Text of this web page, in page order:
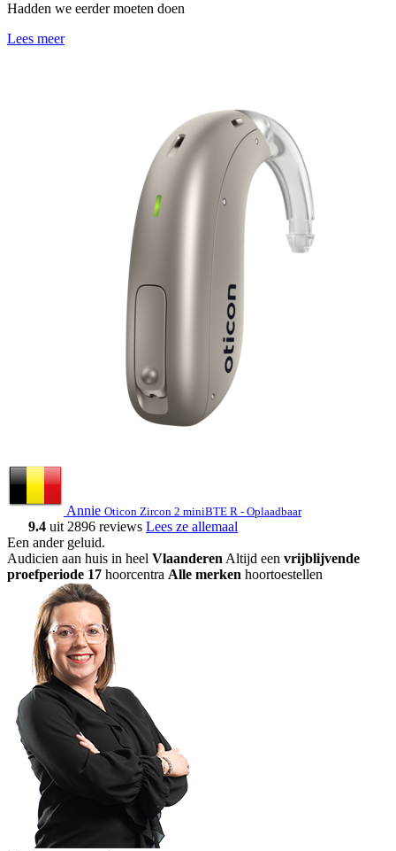
Hadden we eerder moeten doen
Lees meer
Annie Oticon Zircon 2 miniBTE R - Oplaadbaar
9.4 uit 2896 reviews Lees ze allemaal
Een ander geluid.
Audicien aan huis in heel VlaanderenAltijd een vrijblijvende
proefperiode 17 hoorcentra Alle merken hoortoestellen